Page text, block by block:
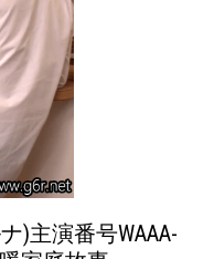
)主演番号WAAA-